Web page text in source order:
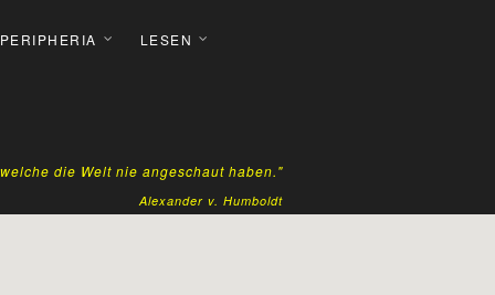
LESEN
die Welt nie angeschaut haben."
Alexander v. Humboldt